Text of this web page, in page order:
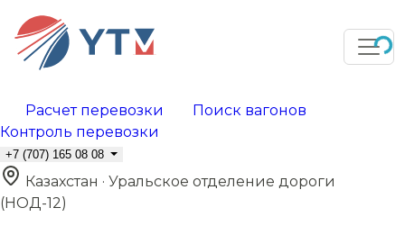
Расчет перевозки
Поиск вагонов
Контроль перевозки
+7 (707) 165 08 08
Казахстан · Уральское отделение дороги
(НОД-12)